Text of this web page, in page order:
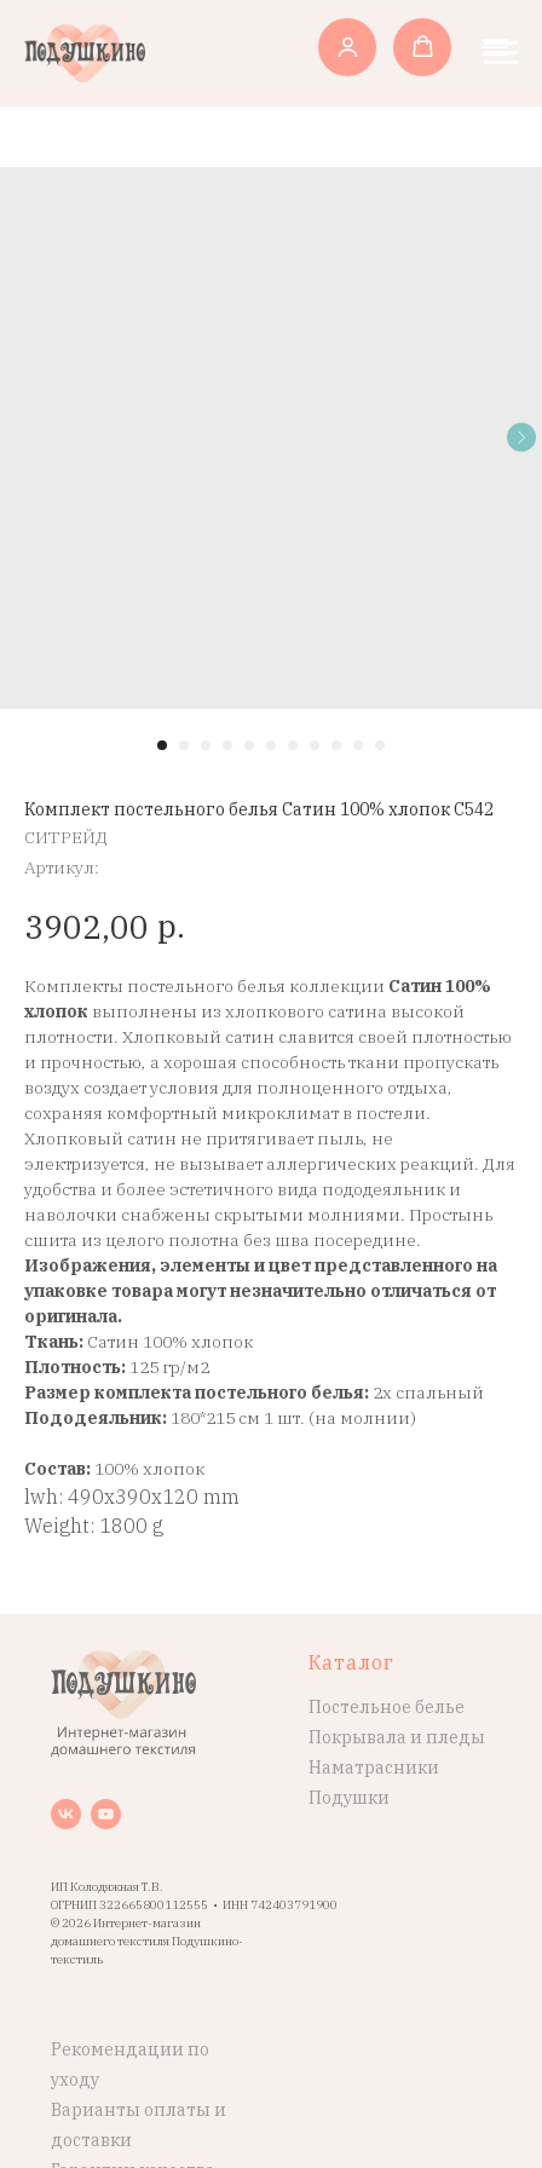
Комплект постельного белья Сатин 100% хлопок C542
СИТРЕЙД
Артикул:
3902,00 р.
Комплекты постельного белья коллекции Сатин 100%
хлопок выполнены из хлопкового сатина высокой
плотности. Хлопковый сатин славится своей плотностью
и прочностью, а хорошая способность ткани пропускать
воздух создает условия для полноценного отдыха,
сохраняя комфортный микроклимат в постели.
Хлопковый сатин не притягивает пыль, не
электризуется, не вызывает аллергических реакций. Для
удобства и более эстетичного вида пододеяльник и
наволочки снабжены скрытыми молниями. Простынь
сшита из целого полотна без шва посередине.
Изображения, элементы и цвет представленного на
упаковке товара могут незначительно отличаться от
оригинала.
Ткань: Сатин 100% хлопок
Плотность: 125 гр/м2
Размер комплекта постельного белья: 2х спальный
Пододеяльник: 180*215 см 1 шт. (на молнии)
Состав: 100% хлопок
lwh: 490x390x120 mm
Weight: 1800 g
ИП Колодяжная Т.В.
ОГРНИП 322665800112555 • ИНН 742403791900
© 2026 Интернет-магазин
домашнего текстиля Подушкино-
текстиль
Каталог
Постельное белье
Покрывала и пледы
Наматрасники
Подушки
Рекомендации по
уходу
Варианты оплаты и
доставки